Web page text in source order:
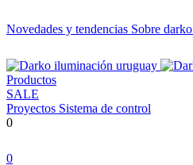
Novedades y tendencias Sobre darko
Productos
SALE
Proyectos Sistema de control
0
0